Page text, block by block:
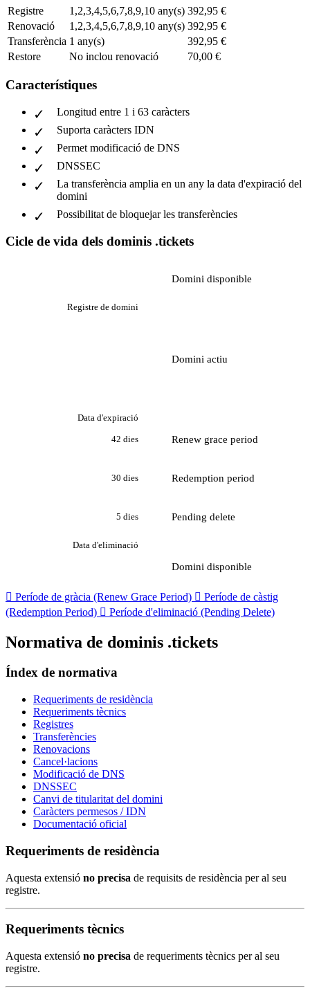
Registre
1,2,3,4,5,6,7,8,9,10 any(s) 392,95 €
Renovació
1,2,3,4,5,6,7,8,9,10 any(s) 392,95 €
Transferència 1 any(s)
392,95 €
Restore
No inclou renovació 70,00 €
Característiques
Longitud entre 1 i 63 caràcters
Suporta caràcters IDN
Permet modificació de DNS
DNSSEC
La transferència amplia en un any la data d'expiració del
domini
Possibilitat de bloquejar les transferències
Cicle de vida dels dominis .tickets
Domini disponible
Registre de domini
Domini actiu
Data d'expiració
42 dies Renew grace period
30 dies Redemption period
5 dies Pending delete
Data d'eliminació
Domini disponible
 Període de gràcia (Renew Grace Period)  Període de càstig
(Redemption Period)  Període d'eliminació (Pending Delete)
Normativa de dominis .tickets
Índex de normativa
Requeriments de residència
Requeriments tècnics
Registres
Transferències
Renovacions
Cancel·lacions
Modificació de DNS
DNSSEC
Canvi de titularitat del domini
Caràcters permesos / IDN
Documentació oficial
Requeriments de residència
Aquesta extensió no precisa de requisits de residència per al seu
registre.
Requeriments tècnics
Aquesta extensió no precisa de requeriments tècnics per al seu
registre.